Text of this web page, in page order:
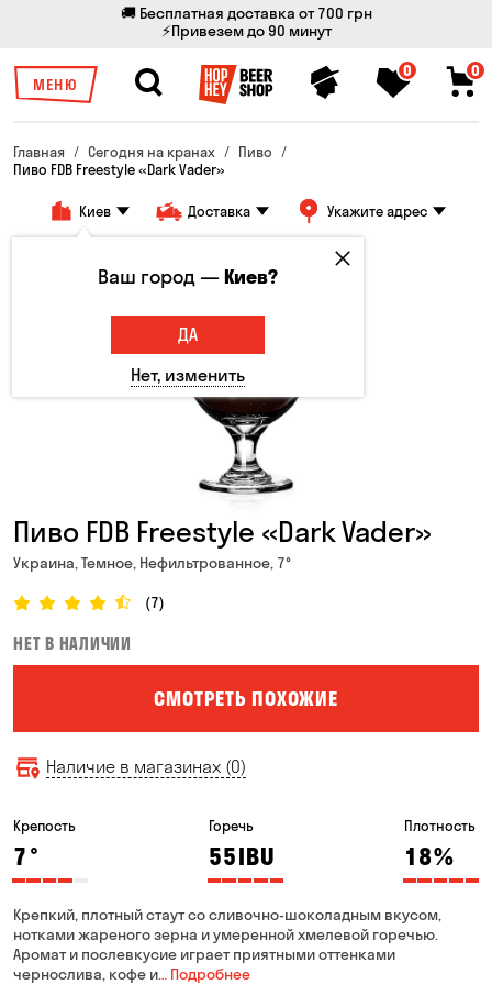
🚚 Бесплатная доставка от 700 грн
⚡Привезем до 90 минут
МЕНЮ
0 0
Главная Сегодня на кранах
Пиво
Пиво FDB Freestyle «Dаrk Vader»
Киев Доставка Укажите адрес
Пиво FDB Freestyle «Dаrk Vader»
Украина, Темное, Нефильтрованное, 7°
(7)
НЕТ В НАЛИЧИИ
СМОТРЕТЬ ПОХОЖИЕ
Наличие в магазинах (0)
Крепость
7°
Горечь
55IBU
Плотность
18%
Крепкий, плотный стаут со сливочно-шоколадным вкусом,
нотками жареного зерна и умеренной хмелевой горечью.
Аромат и послевкусие играет приятными оттенками
чернослива, кофе и… Подробнее
Ваш город —Киев?
ДА
Нет, изменить